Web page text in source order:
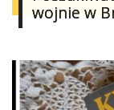
wojnie w